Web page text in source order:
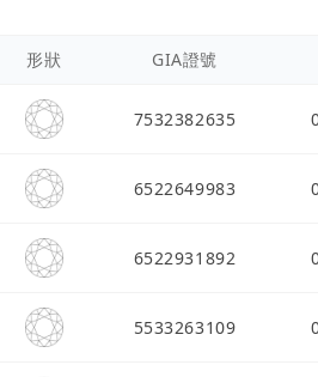
形狀 GIA證號
7532382635
6522649983
6522931892
5533263109